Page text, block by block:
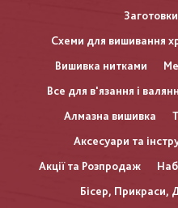
Схеми для вишивання
Вишивка нитками
Все для в'язання і
Алмазна вишивка
Аксесуари та
Акції та Розпродаж
Бісер, Прикраси,